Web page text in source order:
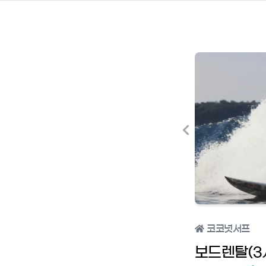
코코넛서프
보드렌탈(3